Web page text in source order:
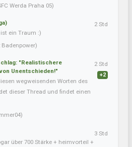
Werda Praha 05)
ein Traum :)
Badenpower)
2 Std
"Realistischere
Unentschieden!"
wegweisenden Worten des
dieser Thread und findet einen
2 Std
+2
über 700 Stärke + heimvorteil +
3 Std